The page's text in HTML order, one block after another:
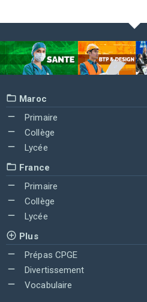
Maroc
Primaire
Collège
Lycée
France
Primaire
Collège
Lycée
Plus
Prépas CPGE
Divertissement
Vocabulaire